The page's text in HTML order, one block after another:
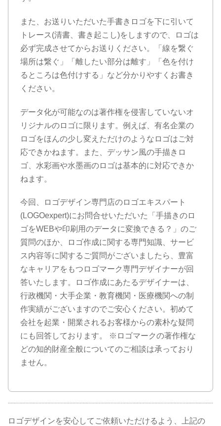
また、お送りいただいた手書きロゴを下に引いて
トレース(清書、書き起こし)をしますので、ロゴは
必ず完成させてからお送りください。「線を繋ぐ
場所は繋ぐ」「離したい部分は離す」「色を付け
るところは色付けする」など分かりやすくお書き
ください。
データ化が可能なのは著作権を侵害していないオ
リジナルのロゴに限ります。例えば、有名企業の
ロゴをほんの少し変えただけのようなロゴはご対
応できかねます。また、デッサン風の手描きロ
ゴ、水彩画や水墨画のロゴは基本的に対応できか
ねます。
今回、ロゴデザイン専門店のロゴエキスパート
(LOGOexpert)にお問合せいただいた「手描きのロ
ゴをWEBや印刷用のデータに変換できる？」のご
質問のほか、ロゴ作成に関する専門知識、サービ
ス内容等に関するご質問がございましたら、豊富
なキャリアをもつロゴマーク専門デザイナーが回
答いたします。ロゴ作成にあたるデザイナーは、
行政機関・大手企業・教育機関・医療機関への制
作実績がございますのでご安心ください。初めて
会社を起業・開業されるお客様からの素朴な疑問
にも回答しております。 ※ロゴマークの著作権な
どの知的財産全般についてのご相談は承っており
ません。
ロゴデザインを安心してご依頼いただけるよう、上記の